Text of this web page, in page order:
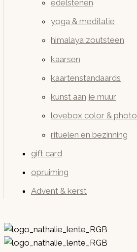
edelstenen
yoga & meditatie
himalaya zoutsteen
kaarsen
kaartenstandaards
kunst aan je muur
lovebox color & photo
rituelen en bezinning
gift card
opruiming
Advent & kerst